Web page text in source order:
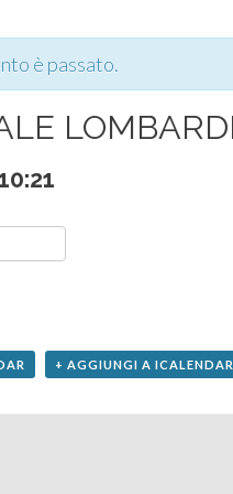
è passato.
+ AGGIUNGI A ICALENDAR